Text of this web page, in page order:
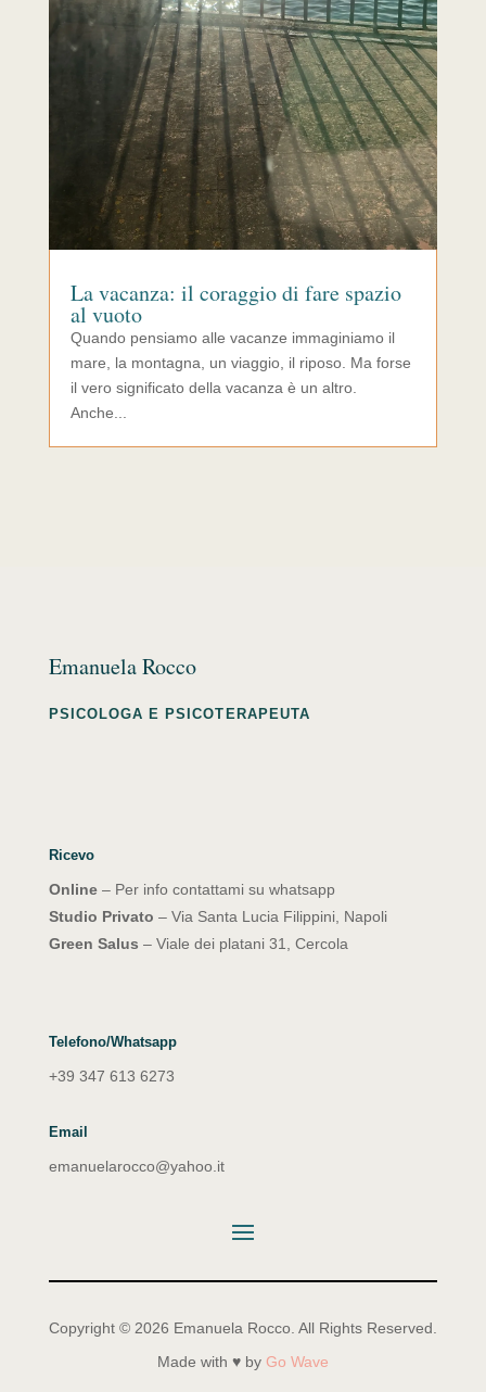
La vacanza: il coraggio di fare spazio
al vuoto
Quando pensiamo alle vacanze immaginiamo il
mare, la montagna, un viaggio, il riposo. Ma forse
il vero significato della vacanza è un altro.
Anche...
Emanuela Rocco
PSICOLOGA E PSICOTERAPEUTA
Ricevo
Online– Per info contattami su whatsapp
Studio Privato – Via Santa Lucia Filippini, Napoli
Green Salus – Viale dei platani 31, Cercola
Telefono/Whatsapp
+39 347 613 6273
Email
emanuelarocco@yahoo.it
Copyright © 2026 Emanuela Rocco. All Rights Reserved.
Made with ♥ by Go Wave